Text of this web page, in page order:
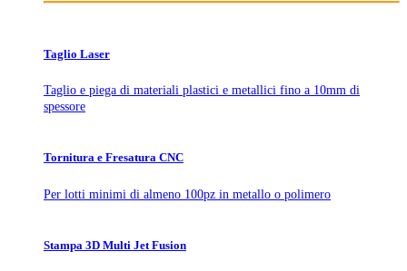
Taglio Laser
Taglio e piega di materiali plastici e metallici fino a 10mm di
spessore
Tornitura e Fresatura CNC
Per lotti minimi di almeno 100pz in metallo o polimero
Stampa 3D Multi Jet Fusion